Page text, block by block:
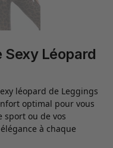
Sexy Léopard
léopard de Leggings
optimal pour vous
sport ou de vos
à chaque